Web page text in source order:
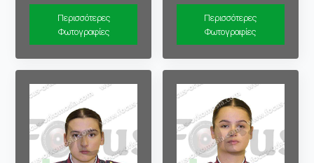
Περισσότερες
Φωτογραφίες
Περισσότερες
Φωτογραφίες